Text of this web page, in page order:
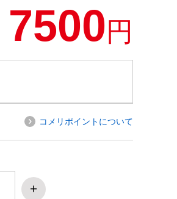
7500円
コメリポイントについて